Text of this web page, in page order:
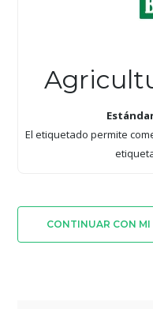
El etiquetado permite
CONTINUAR CON